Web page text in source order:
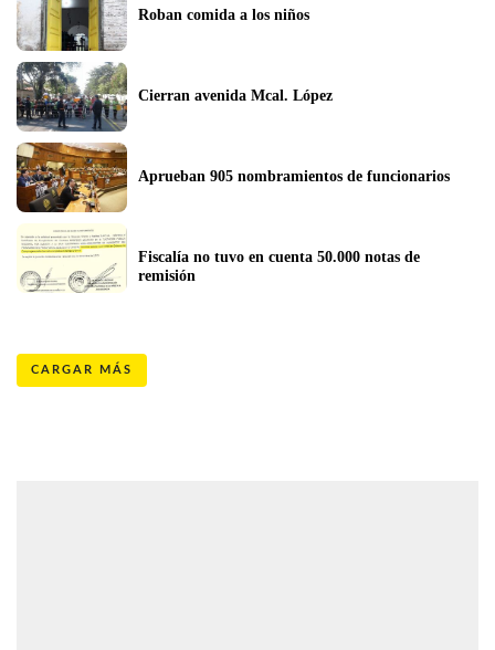
Roban comida a los niños
Cierran avenida Mcal. López
Aprueban 905 nombramientos de funcionarios
Fiscalía no tuvo en cuenta 50.000 notas de
remisión
CARGAR MÁS